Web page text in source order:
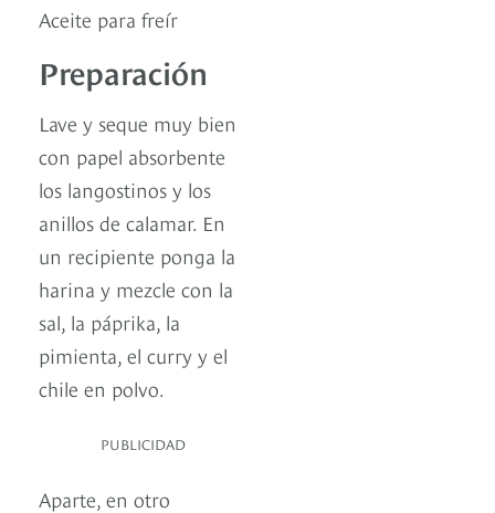
Aceite para freír
Preparación
Lave y seque muy bien
con papel absorbente
los langostinos y los
anillos de calamar. En
un recipiente ponga la
harina y mezcle con la
sal, la páprika, la
pimienta, el curry y el
chile en polvo.
PUBLICIDAD
Aparte, en otro